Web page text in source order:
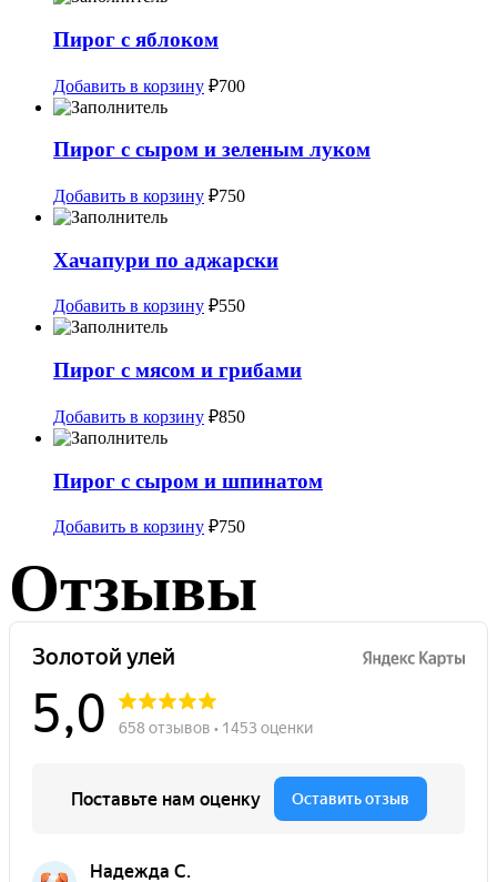
Пирог с яблоком
Добавить в корзину ₽700
Пирог с сыром и зеленым луком
Добавить в корзину ₽750
Хачапури по аджарски
Добавить в корзину ₽550
Пирог с мясом и грибами
Добавить в корзину ₽850
Пирог с сыром и шпинатом
Добавить в корзину ₽750
Отзывы